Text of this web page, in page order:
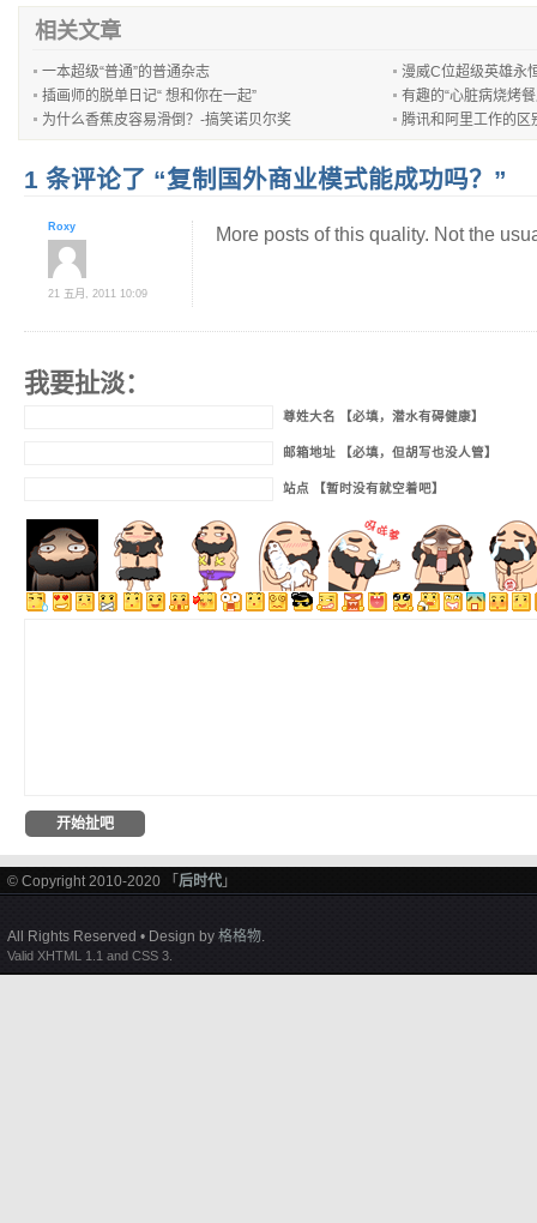
相关文章
一本超级“普通”的普通杂志
漫威C位超级英雄永
插画师的脱单日记“ 想和你在一起”
有趣的“心脏病烧烤
为什么香蕉皮容易滑倒？-搞笑诺贝尔奖
腾讯和阿里工作的区
1 条评论了 “复制国外商业模式能成功吗？”
Roxy
21 五月, 2011 10:09
More posts of this quality. Not the
我要扯淡：
尊姓大名 【必填，潜水有碍健康】
邮箱地址 【必填，但胡写也没人管】
站点 【暂时没有就空着吧】
© Copyright 2010-2020 「 后时代 」
All Rights Reserved • Design by 格格物.
Valid XHTML 1.1 and CSS 3.